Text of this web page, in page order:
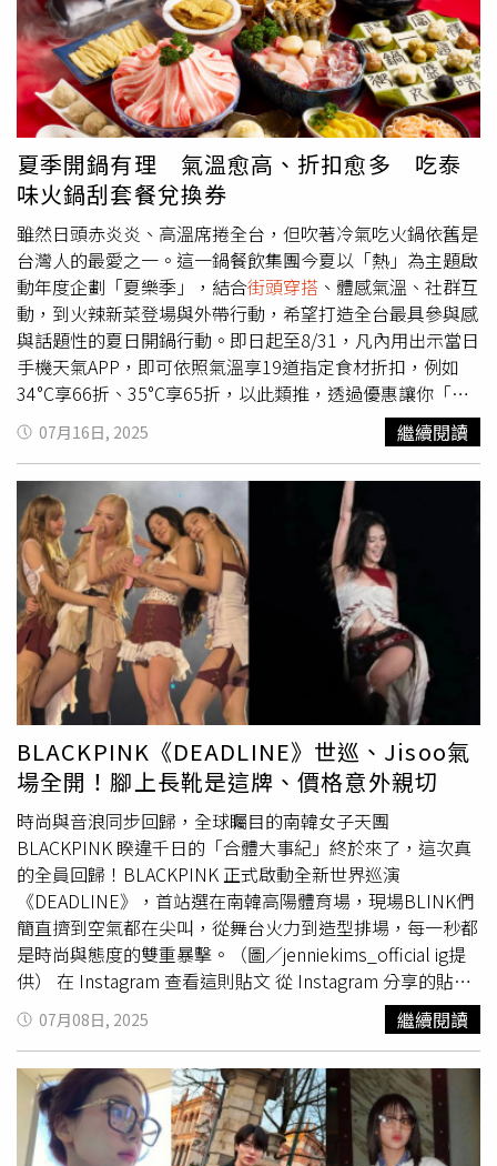
動，有機會抽中Mark Gonzales小天使限量品牌好禮，邀你
一起「GONZ落去」，感受街頭藝術！（圖／品牌提供）
合 GAZELLE LO PRO 的流線輪廓，走在街頭就是最潮復古
系女孩代表。•芭蕾薄底鞋：韓系潮人搶穿的 SAMBA
JANE 終於登台，融合瑪莉珍鞋面與SAMBA輪廓，甜中帶
酷；另一款緞面交織綁帶款更顯優雅，還有 STAN SMITH
LO PRO 結合魔鬼氈設計與奶白色皮革，日常百搭又不失設
計感。•跆拳道薄底鞋、賽車薄底鞋：極簡輪廓搭配亮眼撞
色，特別適合Y2K、Techwear、機能感穿搭風格，兼具機動
性與風格存在感，適合勇於實驗的女孩們。​（圖／品牌提
供）​同步登場的還有T-TOE系列夏日限定主題：「彩色光
譜」、「夏日藤編」與「細緻裝飾」三種設計路線，風格百
變，從度假、機能到甜美復古皆能駕馭！（圖／品牌提供）​
服飾部分則推出美式 BLOKECORE 運動風、Y2K 蕾絲拼接
與珍奶城市限定等多元單品，延續 adidas Originals 街頭與
在地融合的品牌語言，完整打造女孩們從頭到腳的全套造型
提案。（圖／品牌提供）​空間也時尚！西門新店以「台灣感
性」為靈感打造沉浸式購物體驗西門經典店煥新不僅止於產
品，空間設計更是與台灣感性連結的橋樑。全店以台北街頭
的「騎樓文化」與「日常轉角」為靈感，各區域以西門町最
具代表性的街道命名超有意思，融合裸露結構、霓虹燈語與
懷舊色系，打造出既溫暖又現代的空間氛圍，彷彿走入一座
時尚街景美術館。（圖／品牌提供）​2.Rockfish
Weatherwear 台北旗艦店首度登台！首發「台灣限定色」
運動瑪莉珍鞋＋開幕限量鑰匙圈來自英倫、紅遍韓國影視圈
的 Rockfish Weatherwear再插旗台灣！這個連Jennie都愛
的排，相中台北東區設立台北旗艦店！更首度推出品牌史上
首次海外專屬鞋款「台灣限定色」運動瑪莉珍鞋，為品牌寫
下嶄新里程碑。Rockfish Weatherwear 台北旗艦店外觀
（圖／品牌提供）這雙瑪莉珍鞋款結合 夢幻復古外型與現
代運動機能，搭載輕盈耐磨大底、柔軟透氣鞋面，適合都會
漫步、城市輕運動或日常穿搭。限定色以台北城市灰調為靈
感，融合英倫木質調與韓系極簡線條，展現低調卻充滿品味
的都會質感，訴說三座城市的風格交織。​Rockfish
Weatherwear 運動瑪莉珍鞋「台灣限定色」設計（圖／品
牌提供）而 Rockfish Weatherwear 經典款芭蕾舞鞋同樣深
植人心。為延續其優雅氣質與實穿性，品牌推出開幕限定贈
禮活動：即日起於台北旗艦店或官網單筆消費滿3,000元，
即贈「芭蕾舞鞋鑰匙圈（經典粉）」乙只，限量贈完為止。
鑰匙圈細節延伸自經典芭蕾平底鞋蝴蝶結、緞面光澤，讓品
牌浪漫氣質無縫融入生活日常！Rockfish Weatherwear 經
典瑪莉鞋，也是jennie等韓國藝人最愛（圖／品牌提供）​
Rockfish Weatherwear 芭蕾舞鞋鑰匙圈 滿額限量贈品（圖
／品牌提供）
夏季開鍋有理 氣溫愈高、折扣愈多 吃泰
味火鍋刮套餐兌換券
雖然日頭赤炎炎、高溫席捲全台，但吹著冷氣吃火鍋依舊是
台灣人的最愛之一。這一鍋餐飲集團今夏以「熱」為主題啟
動年度企劃「夏樂季」，結合街頭穿搭 、體感氣溫、社群互
動，到火辣新菜登場與外帶行動，希望打造全台最具參與感
與話題性的夏日開鍋行動。即日起至8/31，凡內用出示當日
手機天氣APP，即可依照氣溫享19道指定食材折扣，例如
34°C享66折、35°C享65折，以此類推，透過優惠讓你「熱
到想開鍋」。這一鍋推出全新香辣宴席「椒宴」，主打川渝
牛油鍋風味。（圖／這一鍋提供）除了天氣愈熱、荷包愈
省，每週三「這一鍋」也發起風格穿搭號召，凡同桌4人以
上穿著背心或小可愛，並完成IG 打卡，即可享四人套餐 3
折優惠，原價 3,280 元直接優惠至984元。每店每週限量10
組、需提前電話預約。目前話題熱度延燒社群，不少粉絲已
自發發起「背心開鍋挑戰」；除了參與式互動，這一鍋也推
出年度主題新膳「椒宴」，推出以牛油為底的「馥香椒紅
鍋」，融合燈籠椒、大紅袍、青花椒等數十種辛香料，經黃
金比例炒製，湯頭濃郁厚重、椒香馥郁，鍋面也設計成紅油
花開、營造視覺感。搭配全新「椒宴九宮格套餐」，集結滑
嫩雞松阪、千層肚、大腰片、手撕鵝胗等9種川味涮品，更
是過癮。即日起至9/30，雙人於燒肉同話點用「韓式風味雙
人套餐」，即可挑戰「韓式打畫片」遊戲。（圖／這一鍋提
供）為同步擴大參與熱潮，這一鍋旗下的燒肉品牌「燒肉同
話」也鎖定劇迷族群與社群分享風潮，翻玩人氣韓劇《魷魚
遊戲3》，打造限定版「K-style × 韓式風味雙人套餐」，
一次集結韓式洋釀炸雞、辣炒年糕、拳頭飯等經典料理，優
惠價2,080元、原價2,580元。並設計兩大互動挑戰：玩「韓
式打畫片」成功即贈松阪豬一份、「糖餅雕刻」挑戰成功可
現折150元，讓用餐體驗充滿關卡與驚喜。同時祭出會員限
定現金回饋活動，凡加入這一鍋集團APP會員並於門市內用
消費，即可獲得現金抵用券，抵用無上限、可直接回饋。泰
籍人氣YouTuber Alizabeth娘娘以其獨有的浮誇魅力為雞湯
大叔「泰國季」造勢。（圖／雞湯大叔提供）泰滿足雙人餐
嚴選「泰泰滾雞湯」，搭配經典368套餐與豐富海鮮拼盤、
泰式搖搖酥肉條及大叔現沖泰奶／勝獅啤酒飲品任兩杯，還
能從泰國季小點中5選2。（圖／雞湯大叔提供）另外持續以
07月16日, 2025 繼續閱讀
BLACKPINK《DEADLINE》世巡、Jisoo氣
場全開！腳上長靴是這牌、價格意外親切
時尚與音浪同步回歸，全球矚目的南韓女子天團
BLACKPINK 睽違千日的「合體大事紀」終於來了，這次真
的全員回歸！BLACKPINK 正式啟動全新世界巡演
《DEADLINE》，首站選在南韓高陽體育場，現場BLINK們
簡直擠到空氣都在尖叫，從舞台火力到造型排場，每一秒都
是時尚與態度的雙重暴擊。（圖／jenniekims_official ig提
供） 在 Instagram 查看這則貼文 從 Instagram 分享的貼文
舞台上Jisoo以一身個性滿點的牛仔造型霸氣登場，搭配
CHARLES & KEITH 深咖麂皮感 V 字釦環長靴，簡直像是時
尚西部片的主角現身現場。帥得有型、辣得有態度，完全演
繹霸氣又性感的高級時尚感，連風都懂得繞著她吹！（圖／
hourlyjisoo_ ig提供）Jisoo從甜美女神一秒切換成牛仔女
王，完美證明優雅和帥氣真的可以同時存在，還是踩著高筒
07月08日, 2025 繼續閱讀